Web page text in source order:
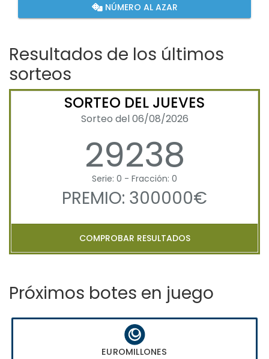
NÚMERO AL AZAR
Resultados de los últimos
sorteos
SORTEO DEL JUEVES
Sorteo del 06/08/2026
29238
Serie: 0 - Fracción: 0
PREMIO: 300000€
COMPROBAR RESULTADOS
Próximos botes en juego
EUROMILLONES